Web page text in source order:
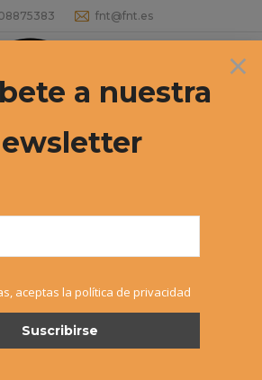
fnt@fnt.es
×
a nuestra
aceptas la política de privacidad